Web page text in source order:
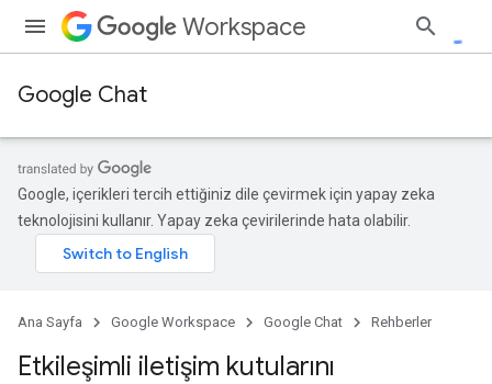
Workspace
Google Chat
Google, içerikleri tercih ettiğiniz dile çevirmek için yapay zeka
teknolojisini kullanır. Yapay zeka çevirilerinde hata olabilir.
Ana Sayfa Google Workspace Google Chat Rehberler
Etkileşimli iletişim kutularını